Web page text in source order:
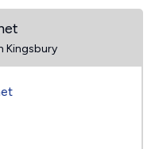
Kingsbury